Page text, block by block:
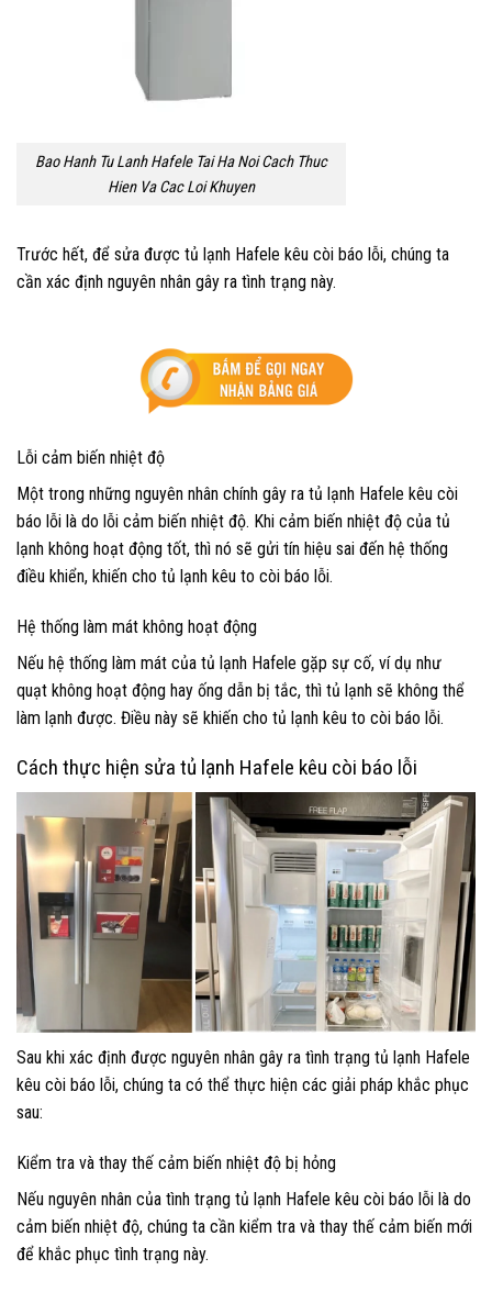
Bao Hanh Tu Lanh Hafele Tai Ha Noi Cach Thuc
Hien Va Cac Loi Khuyen
Trước hết, để sửa được tủ lạnh Hafele kêu còi báo lỗi, chúng ta
cần xác định nguyên nhân gây ra tình trạng này.
Lỗi cảm biến nhiệt độ
Một trong những nguyên nhân chính gây ra tủ lạnh Hafele kêu còi
báo lỗi là do lỗi cảm biến nhiệt độ. Khi cảm biến nhiệt độ của tủ
lạnh không hoạt động tốt, thì nó sẽ gửi tín hiệu sai đến hệ thống
điều khiển, khiến cho tủ lạnh kêu to còi báo lỗi.
Hệ thống làm mát không hoạt động
Nếu hệ thống làm mát của tủ lạnh Hafele gặp sự cố, ví dụ như
quạt không hoạt động hay ống dẫn bị tắc, thì tủ lạnh sẽ không thể
làm lạnh được. Điều này sẽ khiến cho tủ lạnh kêu to còi báo lỗi.
Cách thực hiện sửa tủ lạnh Hafele kêu còi báo lỗi
Sau khi xác định được nguyên nhân gây ra tình trạng tủ lạnh Hafele
kêu còi báo lỗi, chúng ta có thể thực hiện các giải pháp khắc phục
sau:
Kiểm tra và thay thế cảm biến nhiệt độ bị hỏng
Nếu nguyên nhân của tình trạng tủ lạnh Hafele kêu còi báo lỗi là do
cảm biến nhiệt độ, chúng ta cần kiểm tra và thay thế cảm biến mới
để khắc phục tình trạng này.